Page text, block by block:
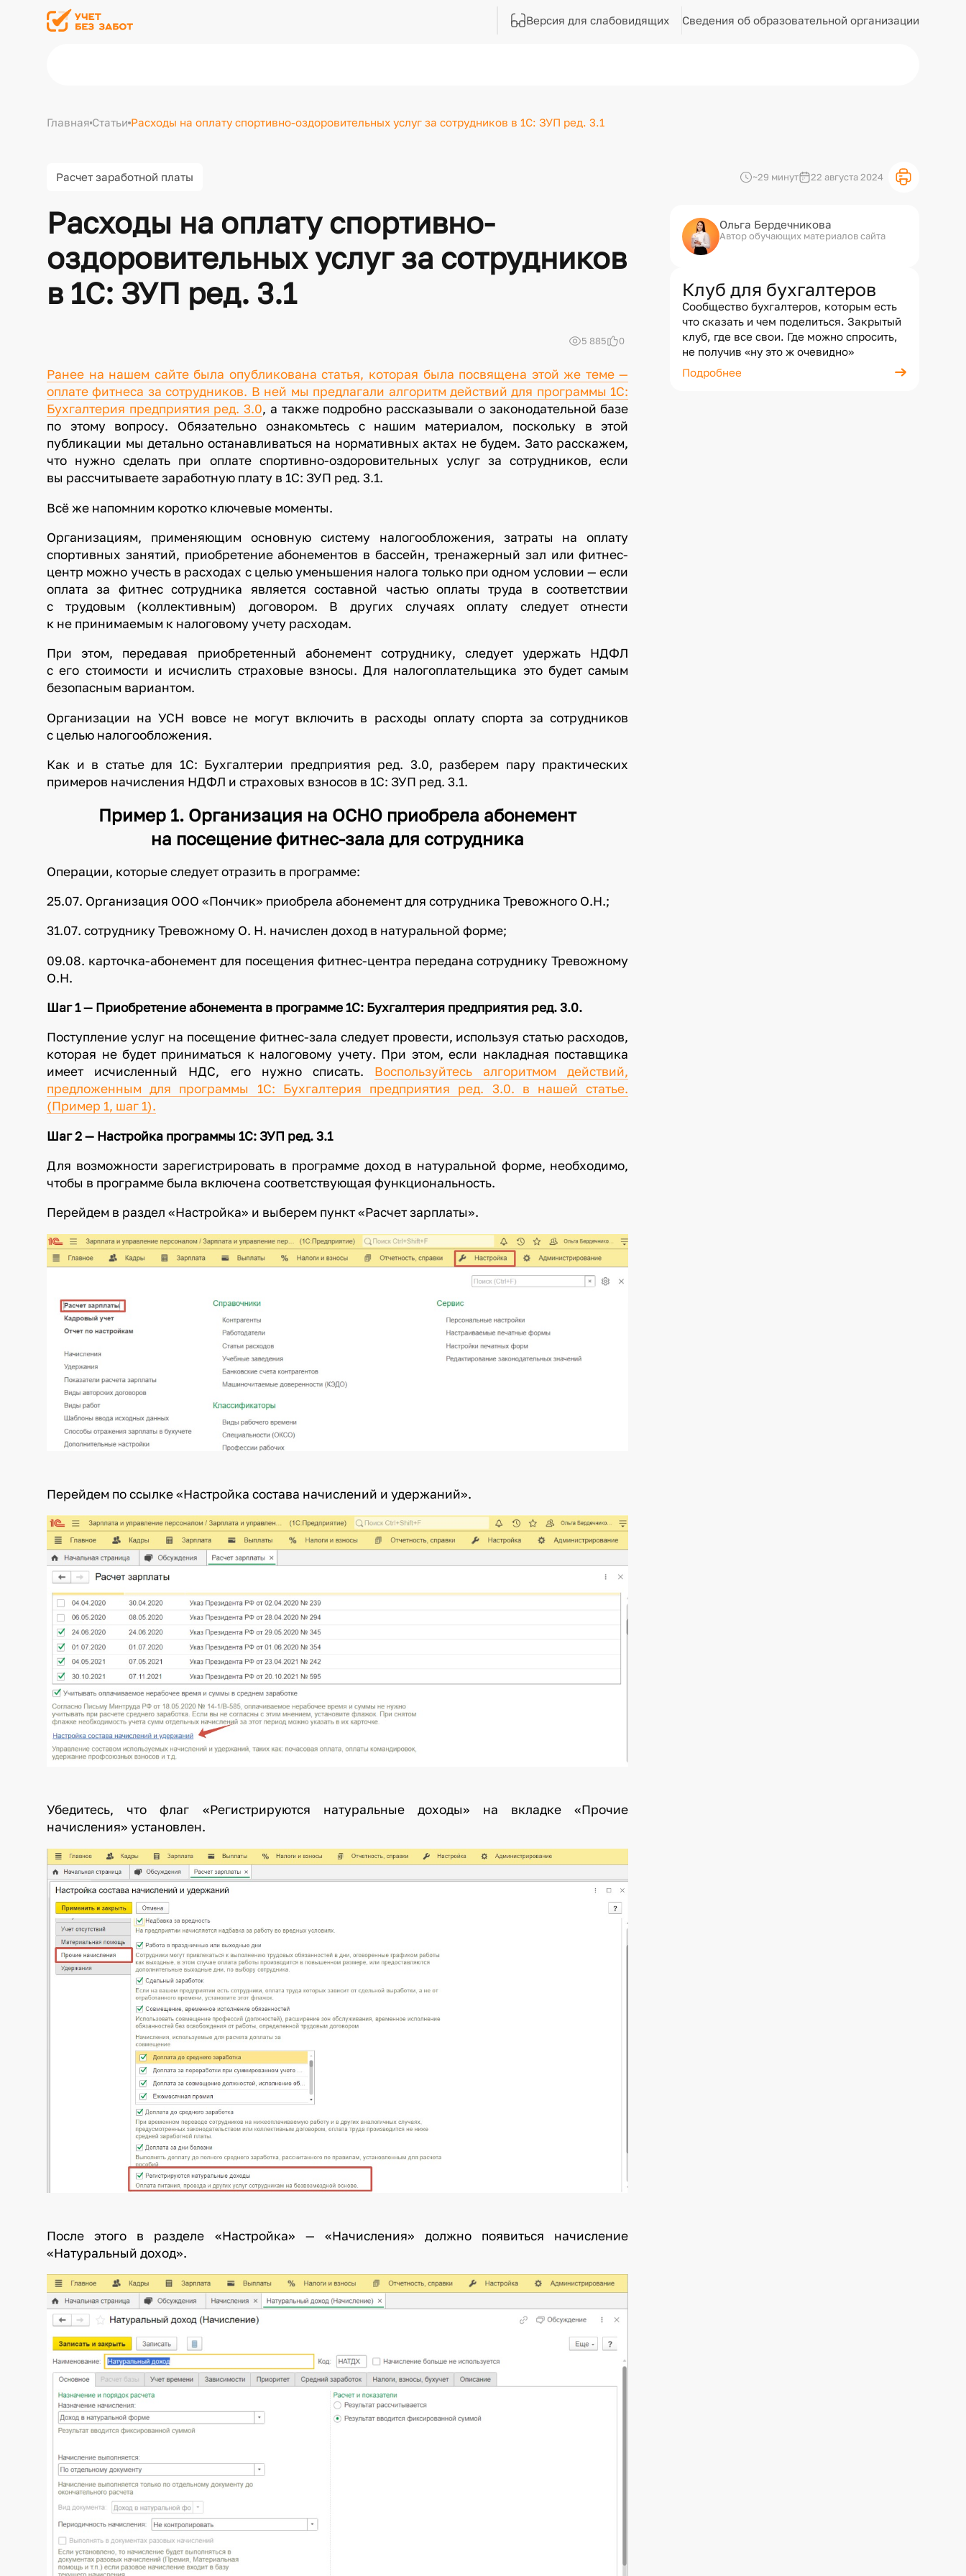
Версия для слабовидящих Сведения об образовательной организации
Главная СтатьиРасходы на оплату спортивно-оздоровительных услуг за сотрудников в 1С: ЗУП ред. 3.1
Расчет заработной платы ~29 минут 22 августа 2024
Расходы на оплату спортивно-
оздоровительных услуг за сотрудников
в 1С: ЗУП ред. 3.1
5 885 0
Ранее на нашем сайте была опубликована статья, которая была посвящена этой же теме —
оплате фитнеса за сотрудников. В ней мы предлагали алгоритм действий для программы 1С:
Бухгалтерия предприятия ред. 3.0, а также подробно рассказывали о законодательной базе
по этому вопросу. Обязательно ознакомьтесь с нашим материалом, поскольку в этой
публикации мы детально останавливаться на нормативных актах не будем. Зато расскажем,
что нужно сделать при оплате спортивно-оздоровительных услуг за сотрудников, если
вы рассчитываете заработную плату в 1С: ЗУП ред. 3.1.
Всё же напомним коротко ключевые моменты.
Организациям, применяющим основную систему налогообложения, затраты на оплату
спортивных занятий, приобретение абонементов в бассейн, тренажерный зал или фитнес-
центр можно учесть в расходах с целью уменьшения налога только при одном условии — если
оплата за фитнес сотрудника является составной частью оплаты труда в соответствии
с трудовым (коллективным) договором. В других случаях оплату следует отнести
к не принимаемым к налоговому учету расходам.
При этом, передавая приобретенный абонемент сотруднику, следует удержать НДФЛ
с его стоимости и исчислить страховые взносы. Для налогоплательщика это будет самым
безопасным вариантом.
Организации на УСН вовсе не могут включить в расходы оплату спорта за сотрудников
с целью налогообложения.
Как и в статье для 1С: Бухгалтерии предприятия ред. 3.0, разберем пару практических
примеров начисления НДФЛ и страховых взносов в 1С: ЗУП ред. 3.1.
Пример 1. Организация на ОСНО приобрела абонемент
на посещение фитнес-зала для сотрудника
Операции, которые следует отразить в программе:
25.07. Организация ООО «Пончик» приобрела абонемент для сотрудника Тревожного О.Н.;
31.07. сотруднику Тревожному О. Н. начислен доход в натуральной форме;
09.08. карточка-абонемент для посещения фитнес-центра передана сотруднику Тревожному
О.Н.
Шаг 1 — Приобретение абонемента в программе 1С: Бухгалтерия предприятия ред. 3.0.
Поступление услуг на посещение фитнес-зала следует провести, используя статью расходов,
которая не будет приниматься к налоговому учету. При этом, если накладная поставщика
имеет исчисленный НДС, его нужно списать. Воспользуйтесь алгоритмом действий,
предложенным для программы 1С: Бухгалтерия предприятия ред. 3.0. в нашей статье.
(Пример 1, шаг 1).
Шаг 2 — Настройка программы 1С: ЗУП ред. 3.1
Для возможности зарегистрировать в программе доход в натуральной форме, необходимо,
чтобы в программе была включена соответствующая функциональность.
Перейдем в раздел «Настройка» и выберем пункт «Расчет зарплаты».
Перейдем по ссылке «Настройка состава начислений и удержаний».
Убедитесь, что флаг «Регистрируются натуральные доходы» на вкладке «Прочие
начисления» установлен.
После этого в разделе «Настройка» — «Начисления» должно появиться начисление
«Натуральный доход».
Ольга Бердечникова
Автор обучающих материалов сайта
Клуб для бухгалтеров
Сообщество бухгалтеров, которым есть
что сказать и чем поделиться. Закрытый
клуб, где все свои. Где можно спросить,
не получив «ну это ж очевидно»
Подробнее